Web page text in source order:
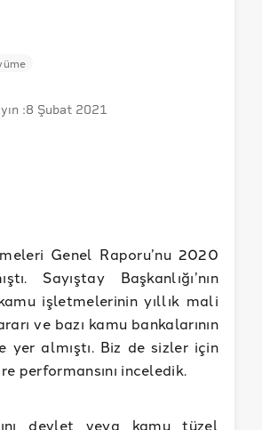
:8 Şubat 2021
Genel Raporu’nu 2020
Sayıştay Başkanlığı’nın
işletmelerinin yıllık mali
ve bazı kamu bankalarının
yer almıştı. Biz de sizler için
performansını inceledik.
devlet veya kamu tüzel